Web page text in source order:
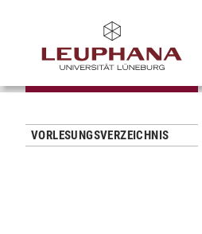
VORLESUNGSVERZEICHNIS